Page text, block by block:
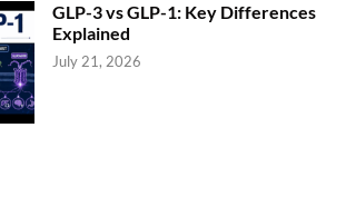
GLP-3 vs GLP-1: Key Differences
Explained
July 21, 2026